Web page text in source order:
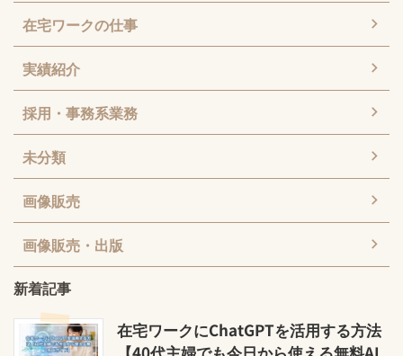
在宅ワークの仕事
実績紹介
採用・事務系業務
未分類
画像販売
画像販売・出版
新着記事
在宅ワークにChatGPTを活用する方法